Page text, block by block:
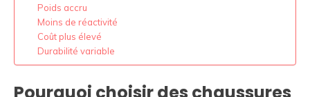
Poids accru
Moins de réactivité
Coût plus élevé
Durabilité variable